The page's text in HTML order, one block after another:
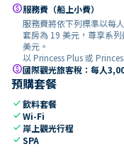
paid服務費（船上小費）
服務費將依下列標準以每
套房為 19 美元，尊享系
美元。
以 Princess Plus 或
paid國際觀光旅客稅：每人
預購套餐
check飲料套餐
checkWi-Fi
check 岸上觀光行程
checkSPA